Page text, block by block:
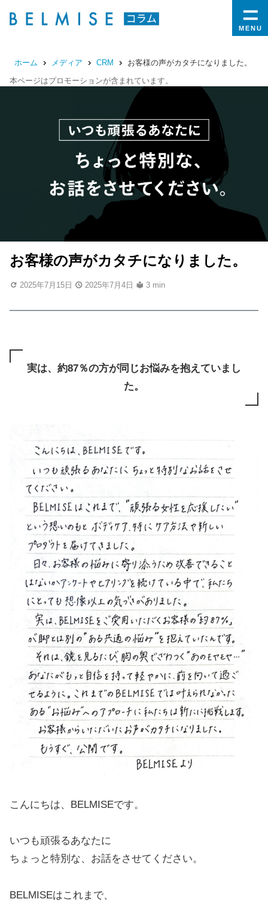
MENU
ホーム メディア CRM
お客様の声がカタチになりました。
本ページはプロモーションが含まれています。
お客様の声がカタチになりました。
2025年7月15日 2025年7月4日 3 min
実は、約87％の方が同じお悩みを抱えていまし
た。
こんにちは、BELMISEです。
いつも頑張るあなたに
ちょっと特別な、お話をさせてください。
BELMISEはこれまで、